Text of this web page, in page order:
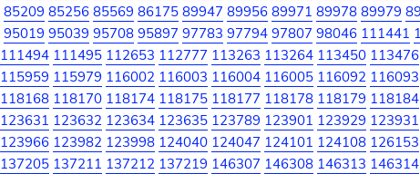
85209 85256 85569 86175 89947 89956 89971 89978 89979
95019 95039 95708 95897 97783 97794 97807 98046 111441
111494 111495 112653 112777 113263 113264 113450 113476
115959 115979 116002 116003 116004 116005 116092 116093
118168 118170 118174 118175 118177 118178 118179 118184
123631 123632 123634 123635 123789 123901 123929 123931
123966 123982 123998 124040 124047 124101 124108 126153
137205 137211 137212 137219 146307 146308 146313 146314